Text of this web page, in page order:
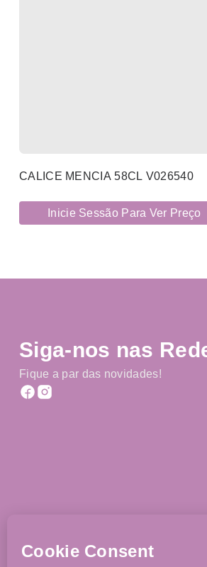
CALICE MENCIA 58CL V026540
Inicie Sessão Para Ver Preço
Siga-nos nas
Fique a par das novidades!